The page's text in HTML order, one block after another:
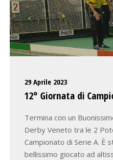
29 Aprile 2023
12° Giornata di
Termina con un
Derby Veneto tra le 2
Campionato di Serie A. È
bellissimo giocato ad